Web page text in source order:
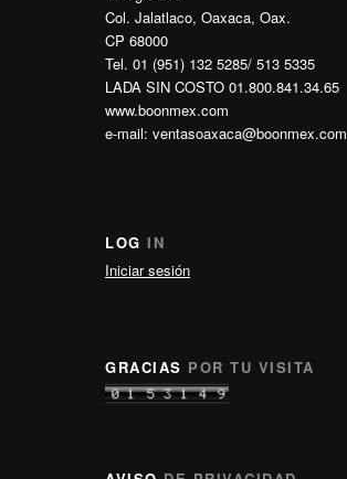
Col. Jalatlaco, Oaxaca, Oax.
CP 68000
Tel. 01 (951) 132 5285/ 513 5335
LADA SIN COSTO 01.800.841.34.65
www.boonmex.com
e-mail: ventasoaxaca@boonmex.com
LOG IN
Iniciar sesión
GRACIAS POR TU VISITA